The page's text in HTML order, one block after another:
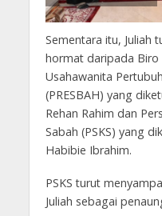
Sementara itu, Juliah
hormat daripada Biro
Usahawanita
(PRESBAH) yang
Rehan Rahim dan
Sabah (PSKS) yang
Habibie Ibrahim.
PSKS turut
Juliah sebagai